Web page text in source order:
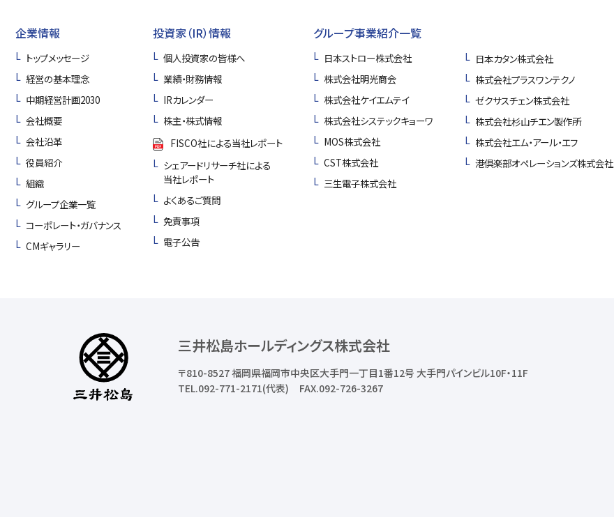
企業情報
トップメッセージ
経営の基本理念
中期経営計画2030
会社概要
会社沿革
役員紹介
組織
グループ企業一覧
コーポレート・ガバナンス
CMギャラリー
投資家（IR）情報
個人投資家の皆様へ
業績・財務情報
IRカレンダー
株主・株式情報
FISCO社による当社レポート
シェアードリサーチ社による
当社レポート
よくあるご質問
免責事項
電子公告
グループ事業紹介一覧
日本ストロー株式会社
株式会社明光商会
株式会社ケイエムテイ
株式会社システックキョーワ
MOS株式会社
CST株式会社
三生電子株式会社
日本カタン株式会社
株式会社プラスワンテクノ
ゼクサスチェン株式会社
株式会社杉山チエン製作所
株式会社エム・アール・エフ
港倶楽部オペレーションズ株式会社
三井松島ホールディングス株式会社
〒810-8527福岡県福岡市中央区大手門一丁目1番12号 大手門パインビル10F・11F
TEL.092-771-2171(代表)
FAX.092-726-3267